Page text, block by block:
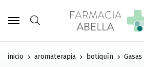
Buscar
inicio aromaterapia botiquín Gasas